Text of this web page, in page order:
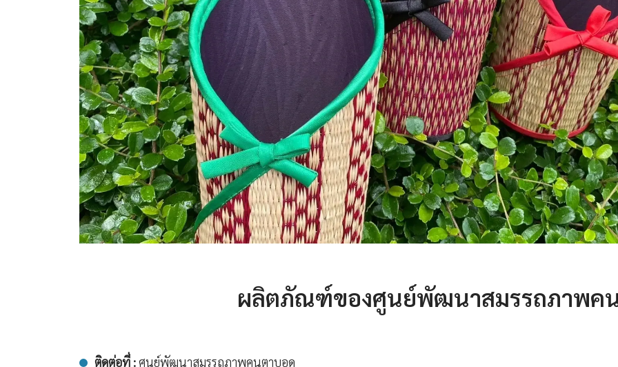
ผลิตภัณฑ์ของศูนย์พัฒนาสมรรถภาพค
ติดต่อที่ :ศูนย์พัฒนาสมรรถภาพคนตาบอด